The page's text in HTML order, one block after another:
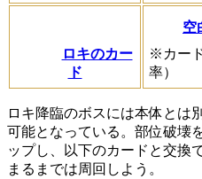
ロキのカー
ド
空
※カー
率）
ロキ降臨のボスには本体とは
可能となっている。部位破壊
ップし、以下のカードと交換
まるまでは周回しよう。